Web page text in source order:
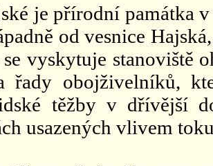
je přírodní památka
od vesnice
vyskytuje stanoviště
řady obojživelníků,
těžby v dřívější
usazených vlivem